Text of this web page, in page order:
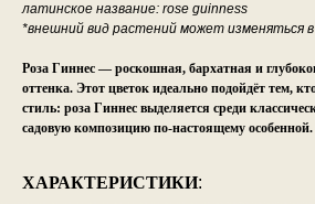
латинское название: rose guinness
*внешний вид растений может изменяться
Роза Гиннес — роскошная, бархатная и
оттенка. Этот цветок идеально подойдёт тем,
стиль: роза Гиннес выделяется среди
садовую композицию по-настоящему особенной.
ХАРАКТЕРИСТИКИ: